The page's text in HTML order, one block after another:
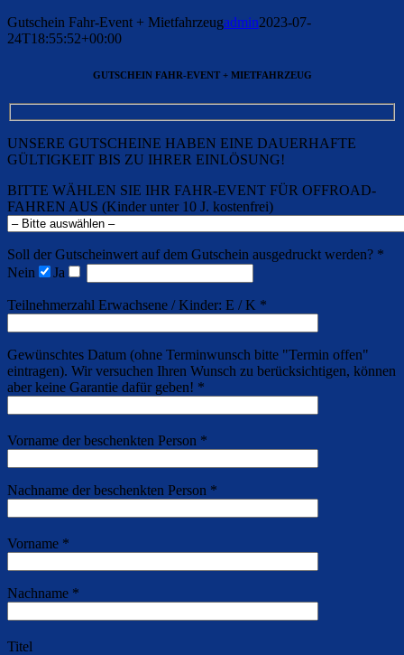
Gutschein Fahr-Event + Mietfahrzeugadmin2023-07-
24T18:55:52+00:00
GUTSCHEIN FAHR-EVENT + MIETFAHRZEUG
UNSERE GUTSCHEINE HABEN EINE DAUERHAFTE
GÜLTIGKEIT BIS ZU IHRER EINLÖSUNG!
BITTE WÄHLEN SIE IHR FAHR-EVENT FÜR OFFROAD-
FAHREN AUS (Kinder unter 10 J. kostenfrei)
Soll der Gutscheinwert auf dem Gutschein ausgedruckt werden? *
Nein
Ja
Teilnehmerzahl Erwachsene / Kinder: E / K *
Gewünschtes Datum (ohne Terminwunsch bitte "Termin offen"
eintragen). Wir versuchen Ihren Wunsch zu berücksichtigen, können
aber keine Garantie dafür geben! *
Vorname der beschenkten Person *
Nachname der beschenkten Person *
Vorname *
Nachname *
Titel